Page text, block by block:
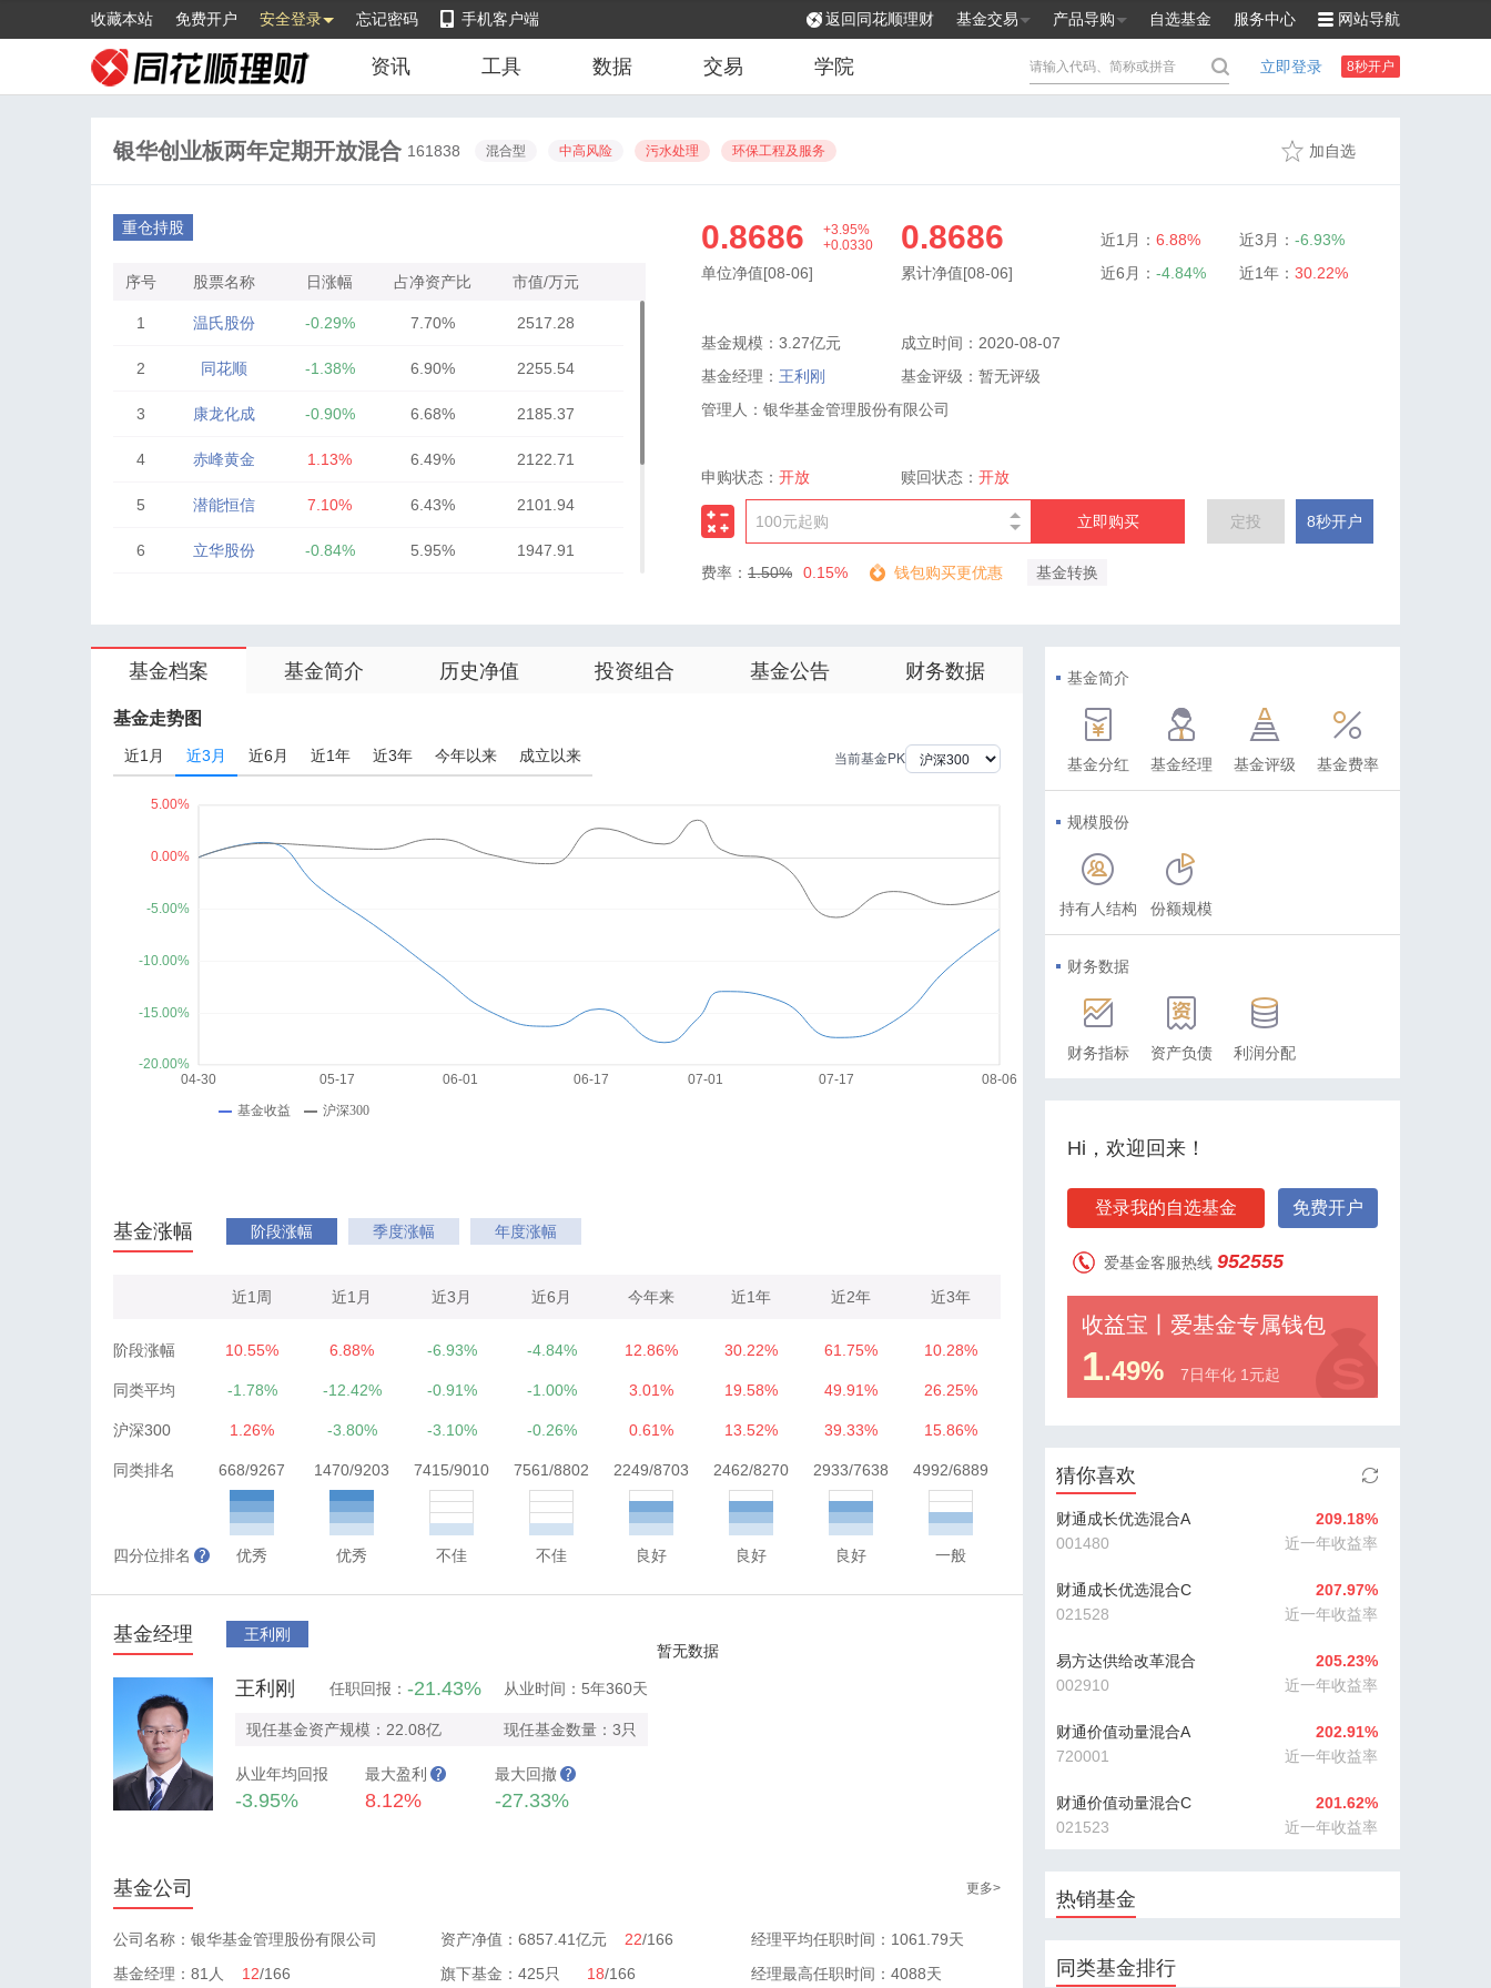
收藏本站 免费开户 安全登录 忘记密码 手机客户端 返回同花顺理财 基金交易 产品导购 自选基金 服务中心 网站导航
资讯 工具 数据 交易 学院 立即登录 8秒开户
银华创业板两年定期开放混合 161838 混合型 中高风险 污水处理 环保工程及服务 加自选
重仓持股
序号 股票名称 日涨幅 占净资产比 市值/万元
1 温氏股份 -0.29% 7.70% 2517.28
2 同花顺 -1.38% 6.90% 2255.54
3 康龙化成 -0.90% 6.68% 2185.37
4 赤峰黄金 1.13% 6.49% 2122.71
5 潜能恒信 7.10% 6.43% 2101.94
6 立华股份 -0.84% 5.95% 1947.91
中文在线 -4.69%
10
0.8686
+3.95%
+0.0330
单位净值[08-06]
0.8686
累计净值[08-06]
近1月： 6.88% 近3月： -6.93%
近6月： -4.84% 近1年： 30.22%
基金规模：3.27亿元
成立时间：2020-08-07
基金经理： 王利刚 基金评级： 暂无评级
管理人：银华基金管理股份有限公司
申购状态： 开放 赎回状态： 开放
立即购买 定投 8秒开户
费率： 1.50% 0.15% 钱包购买更优惠 基金转换
基金档案 基金简介 历史净值 投资组合 基金公告 财务数据
基金涨幅 阶段涨幅 季度涨幅 年度涨幅
近1周 近1月 近3月 近6月 今年来 近1年 近2年 近3年
阶段涨幅 10.55% 6.88% -6.93% -4.84% 12.86% 30.22% 61.75% 10.28%
同类平均 -1.78% -12.42% -0.91% -1.00% 3.01% 19.58% 49.91% 26.25%
沪深300 1.26% -3.80% -3.10% -0.26% 0.61% 13.52% 39.33% 15.86%
同类排名 668/9267 1470/9203 7415/9010 7561/8802 2249/8703 2462/8270 2933/7638 4992/6889
四分位排名 优秀 优秀 不佳 不佳 良好 良好 良好 一般
基金经理 王利刚
王利刚 任职回报： -21.43% 从业时间：5年360天
现任基金资产规模：22.08亿 现任基金数量：3只
从业年均回报
-3.95%
最大盈利
8.12%
最大回撤
-27.33%
暂无数据
基金公司 更多>
公司名称：银华基金管理股份有限公司 资产净值：6857.41亿元 22/166
经理平均任职时间：1061.79天
基金经理：81人 12/166 旗下基金：425只 18/166 经理最高任职时间：4088天
基金简介
基金分红 基金经理 基金评级 基金费率
规模股份
持有人结构 份额规模
财务数据
财务指标 资产负债 利润分配
Hi，欢迎回来！
登录我的自选基金 免费开户
爱基金客服热线 952555
收益宝丨爱基金专属钱包
1.49% 7日年化 1元起
猜你喜欢
财通成长优选混合A
001480
209.18%
近一年收益率
财通成长优选混合C
021528
207.97%
近一年收益率
易方达供给改革混合
002910
205.23%
近一年收益率
财通价值动量混合A
720001
202.91%
近一年收益率
财通价值动量混合C
021523
201.62%
近一年收益率
热销基金
同类基金排行